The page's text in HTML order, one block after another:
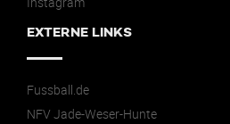
EXTERNE LINKS
Fussball.de
NFV Jade-Weser-Hunte